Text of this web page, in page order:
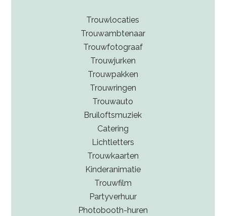
Trouwlocaties
Trouwambtenaar
Trouwfotograaf
Trouwjurken
Trouwpakken
Trouwringen
Trouwauto
Bruiloftsmuziek
Catering
Lichtletters
Trouwkaarten
Kinderanimatie
Trouwfilm
Partyverhuur
Photobooth-huren